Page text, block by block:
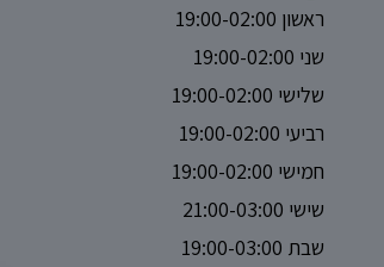
ראשון 19:00-02:00
שני 19:00-02:00
שלישי 19:00-02:00
רביעי 19:00-02:00
חמישי 19:00-02:00
שישי 21:00-03:00
שבת 19:00-03:00